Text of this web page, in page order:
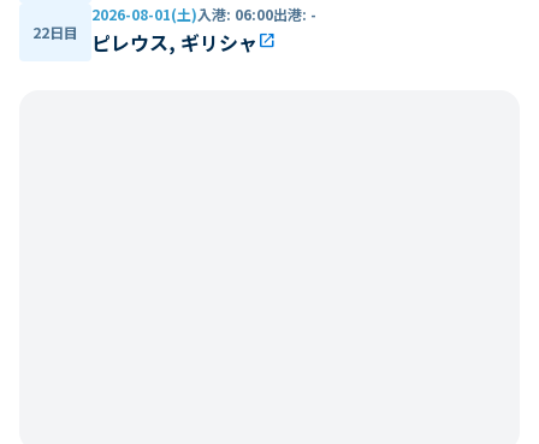
22日目
2026-08-01(土)入港: 06:00出港: -
ピレウス, ギリシャ open_in_new